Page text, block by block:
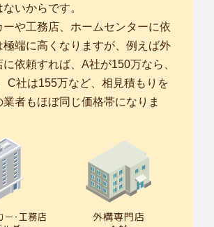
いからです。
や工務店、ホームセンターに依
極端に高くなりますが、例えば外
依頼すれば、A社が150万なら、
C社は155万など、相見積もりを
者もほぼ同じ価格帯になりま